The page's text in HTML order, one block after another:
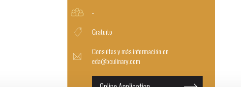
-
Gratuito
Consultas y más información en
eda@bculinary.com